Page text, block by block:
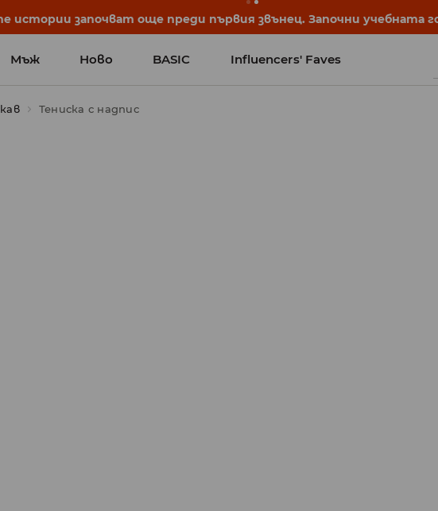
истории започват още преди първия звънец. Започни учебната
Мъж Ново BASIC Influencers' Faves
Тениска с надпис